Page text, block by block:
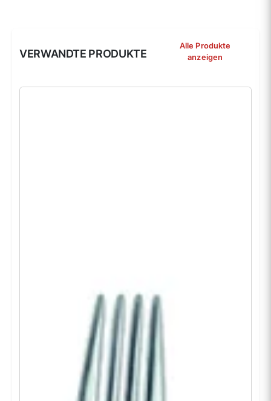
VERWANDTE PRODUKTE
Alle Produkte
anzeigen